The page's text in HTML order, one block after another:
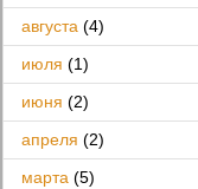
августа (4)
июля (1)
июня (2)
апреля (2)
марта (5)